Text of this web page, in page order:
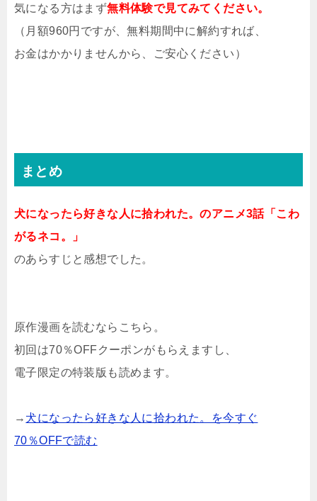
気になる方はまず無料体験で見てみてください。
（月額960円ですが、無料期間中に解約すれば、
お金はかかりませんから、ご安心ください）
まとめ
犬になったら好きな人に拾われた。のアニメ3話「こわ
がるネコ。」
のあらすじと感想でした。
原作漫画を読むならこちら。
初回は70％OFFクーポンがもらえますし、
電子限定の特装版も読めます。
→ 犬になったら好きな人に拾われた。を今すぐ
70％OFFで読む